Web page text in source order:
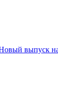
Новый